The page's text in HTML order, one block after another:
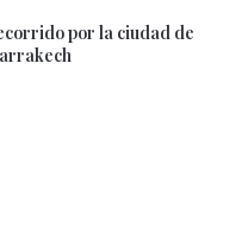
por la ciudad de